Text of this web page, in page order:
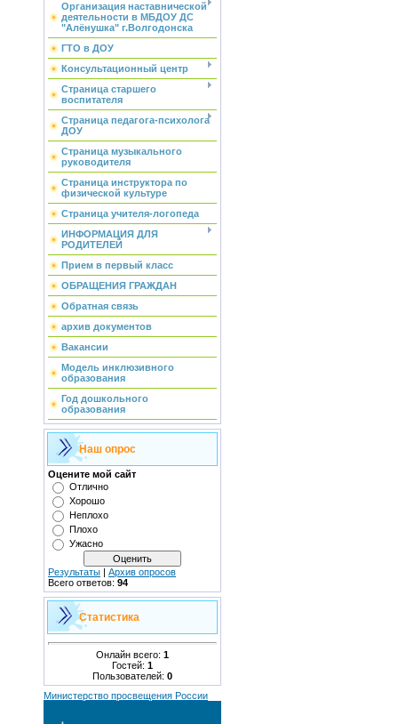
Организация наставнической
деятельности в МБДОУ ДС
"Алёнушка" г.Волгодонска
ГТО в ДОУ
Консультационный центр
Страница старшего
воспитателя
Страница педагога-психолога
ДОУ
Страница музыкального
руководителя
Страница инструктора по
физической культуре
Страница учителя-логопеда
ИНФОРМАЦИЯ ДЛЯ
РОДИТЕЛЕЙ
Прием в первый класс
ОБРАЩЕНИЯ ГРАЖДАН
Обратная связь
архив документов
Вакансии
Модель инклюзивного
образования
Год дошкольного
образования
Наш опрос
Оцените мой сайт
Отлично
Хорошо
Неплохо
Плохо
Ужасно
Результаты
Архив опросов
Всего ответов: 94
Статистика
Онлайн всего: 1
Гостей: 1
Пользователей: 0
Министерство просвещения России